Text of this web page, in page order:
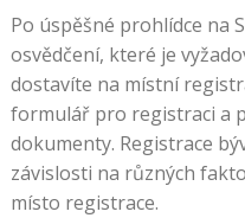
Po úspěšné prohlídce na
osvědčení, které je
dostavíte na místní
formulář pro registraci a
dokumenty. Registrace
závislosti na různých
místo registrace.